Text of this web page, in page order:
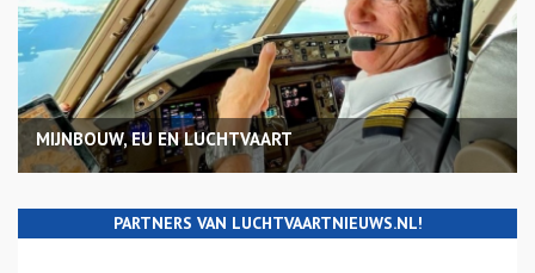
MIJNBOUW, EU EN LUCHTVAART
PARTNERS VAN LUCHTVAARTNIEUWS.NL!